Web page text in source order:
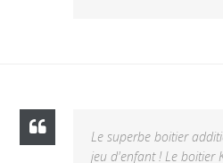
Le superbe boitier
jeu d'enfant ! Le boitier